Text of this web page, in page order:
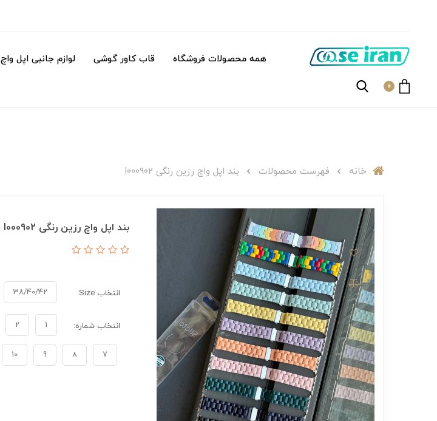
همه محصولات فروشگاه قاب کاور گوشی لوازم جانبی اپل واچ
0
خانه فهرست محصولات بند اپل واچ رزین رنگی I000902
بند اپل واچ رزین رنگی I000902
انتخاب Size: 38/40/42
انتخاب شماره: 1
2
7
8
9
10